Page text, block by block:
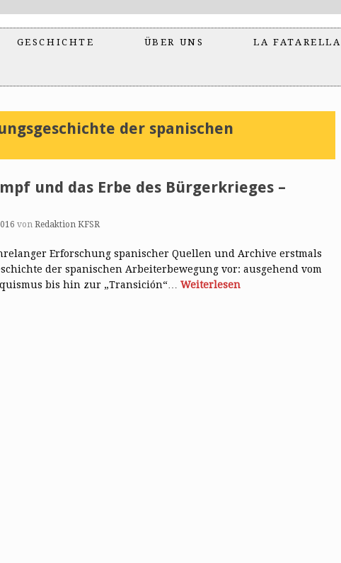
GESCHICHTE ÜBER UNS LA FATARELLA
der spanischen
und das Erbe des Bürgerkrieges –
von Redaktion KFSR
Erforschung spanischer Quellen und Archive erstmals
der spanischen Arbeiterbewegung vor: ausgehend vom
bis hin zur „Transición“… Weiterlesen